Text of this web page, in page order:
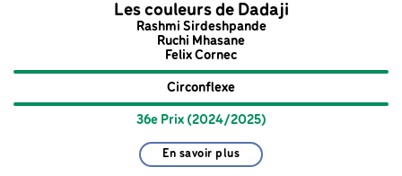
Les couleurs de Dadaji
Rashmi Sirdeshpande
Ruchi Mhasane
Felix Cornec
Circonflexe
36e Prix (2024/2025)
En savoir plus